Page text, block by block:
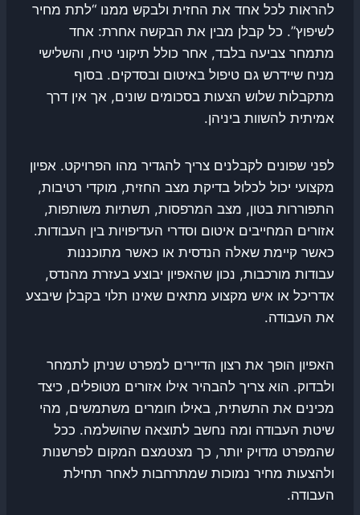
להראות לכל אחד את החזית ולבקש ממנו “לתת מחיר
לשיפוץ”. כל קבלן מבין את הבקשה אחרת: אחד
מתמחר צביעה בלבד, אחר כולל תיקוני טיח, והשלישי
מניח שיידרש גם טיפול באיטום ובסדקים. בסוף
מתקבלות שלוש הצעות בסכומים שונים, אך אין דרך
אמיתית להשוות ביניהן.
לפני שפונים לקבלנים צריך להגדיר מהו הפרויקט. אפיון
מקצועי יכול לכלול בדיקת מצב החזית, מוקדי רטיבות,
התפוררות בטון, מצב המרפסות, תשתיות משותפות,
אזורים המחייבים איטום וסדרי העדיפויות בין העבודות.
כאשר קיימת שאלה הנדסית או כאשר מתוכננות
עבודות מורכבות, נכון שהאפיון יבוצע בעזרת מהנדס,
אדריכל או איש מקצוע מתאים שאינו תלוי בקבלן שיבצע
את העבודה.
האפיון הופך את רצון הדיירים למפרט שניתן לתמחר
ולבדוק. הוא צריך להבהיר אילו אזורים מטופלים, כיצד
מכינים את התשתית, באילו חומרים משתמשים, מהי
שיטת העבודה ומה נחשב לתוצאה שהושלמה. ככל
שהמפרט מדויק יותר, כך מצטמצם המקום לפרשנות
ולהצעות מחיר נמוכות שמתרחבות לאחר תחילת
העבודה.